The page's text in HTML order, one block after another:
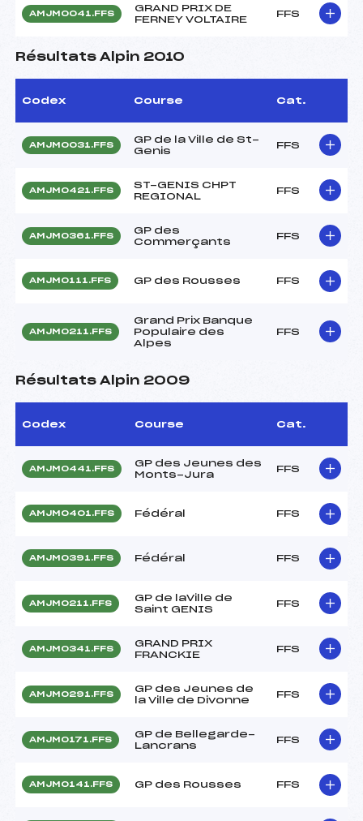
AMJM0041.FFS
GRAND PRIX DE
FERNEY VOLTAIRE
FFS
Résultats Alpin 2010
Codex Course Cat.
AMJM0031.FFS
GP de la Ville de St-
Genis
FFS
AMJM0421.FFS
ST-GENIS CHPT
REGIONAL
FFS
AMJM0361.FFS
GP des
Commerçants
FFS
AMJM0111.FFS GP des Rousses FFS
AMJM0211.FFS
Grand Prix Banque
Populaire des
Alpes
FFS
Résultats Alpin 2009
Codex Course Cat.
AMJM0441.FFS
GP des Jeunes des
Monts-Jura
FFS
AMJM0401.FFS Fédéral FFS
AMJM0391.FFS Fédéral FFS
AMJM0211.FFS
GP de laVille de
Saint GENIS
FFS
AMJM0341.FFS
GRAND PRIX
FRANCKIE
FFS
AMJM0291.FFS
GP des Jeunes de
la Ville de Divonne
FFS
AMJM0171.FFS
GP de Bellegarde-
Lancrans
FFS
AMJM0141.FFS GP des Rousses FFS